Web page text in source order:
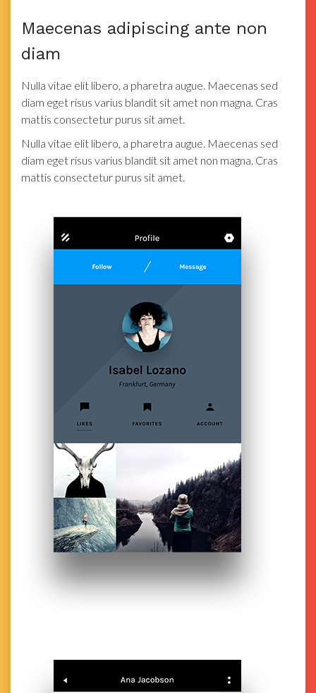
Maecenas adipiscing ante non
diam
Nulla vitae elit libero, a pharetra augue. Maecenas sed
diam eget risus varius blandit sit amet non magna. Cras
mattis consectetur purus sit amet.
Nulla vitae elit libero, a pharetra augue. Maecenas sed
diam eget risus varius blandit sit amet non magna. Cras
mattis consectetur purus sit amet.